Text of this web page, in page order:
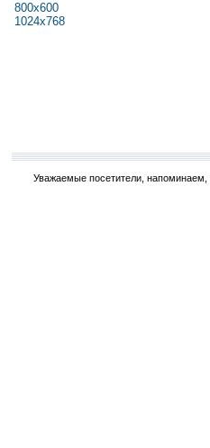
800х600
1024х768
Уважаемые посетители, напоминаем,